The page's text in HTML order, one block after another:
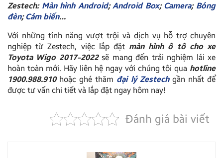
Zestech: Màn hình Android;Android Box; Camera; Bóng
đèn;Cảm biến…
Với những tính năng vượt trội và dịch vụ hỗ trợ chuyên
nghiệp từ Zestech, việc lắp đặt màn hình ô tô cho xe
Toyota Wigo 2017-2022sẽ mang đến trải nghiệm lái xe
hoàn toàn mới. Hãy liên hệ ngay với chúng tôi qua hotline
1900.988.910hoặc ghé thăm đại lý Zestechgần nhất để
được tư vấn chi tiết và lắp đặt ngay hôm nay!
Đánh giá bài viết